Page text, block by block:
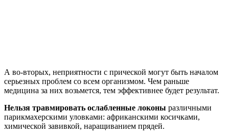
А во-вторых, неприятности с прической могут быть началом
серьезных проблем со всем организмом. Чем раньше
медицина за них возьмется, тем эффективнее будет результат.
Нельзя травмировать ослабленные локоны различными
парикмахерскими уловками: африканскими косичками,
химической завивкой, наращиванием прядей.